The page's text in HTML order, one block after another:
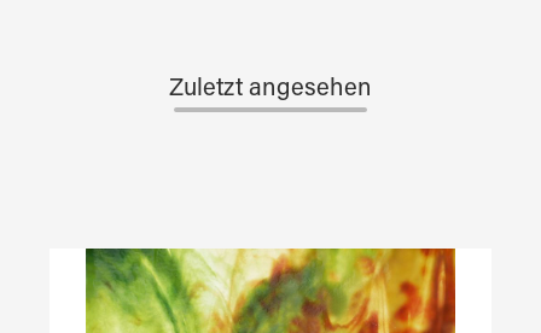
Zuletzt angesehen
Produktgalerie überspringen